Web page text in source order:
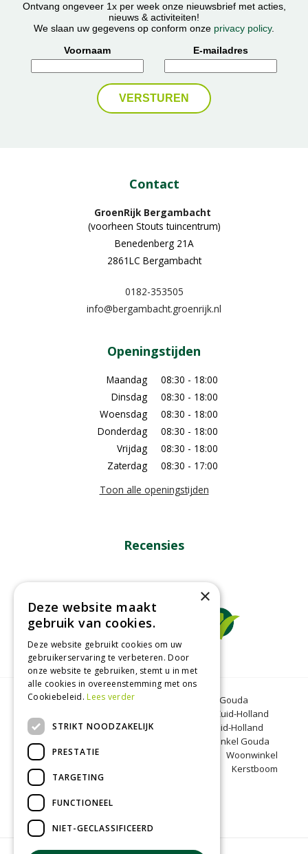
Ontvang ongeveer 1x per week onze nieuwsbrief met acties,
nieuws & activiteiten!
We slaan uw gegevens op conform onze privacy policy.
Voornaam
E-mailadres
Contact
GroenRijk Bergambacht
(voorheen Stouts tuincentrum)
Benedenberg 21A
2861LC Bergambacht
0182-353505
info@bergambacht.groenrijk.nl
Openingstijden
Maandag
08:30 - 18:00
Dinsdag
08:30 - 18:00
Woensdag
08:30 - 18:00
Donderdag
08:30 - 18:00
Vrijdag
08:30 - 18:00
Zaterdag
08:30 - 17:00
Toon alle openingstijden
Recensies
Tuincentrum Gouda
Tuinmeubelen Gouda
Graszoden Zuid-Holland
Kinderboerderij Gouda
Tuincentrum Zuid-Holland
Oranjeband zaden
Dierenwinkel Gouda
BBQ Gouda
Tuinmeubelen Zuid-Holland
Woonwinkel
Zuid-Holland
Kerstboom
Bergambacht
×
Deze website maakt
gebruik van cookies.
Deze website gebruikt cookies om uw
gebruikerservaring te verbeteren. Door
onze website te gebruiken, stemt u in met
alle cookies in overeenstemming met ons
Cookiebeleid.Lees verder
STRIKT NOODZAKELIJK
PRESTATIE
TARGETING
FUNCTIONEEL
NIET-GECLASSIFICEERD